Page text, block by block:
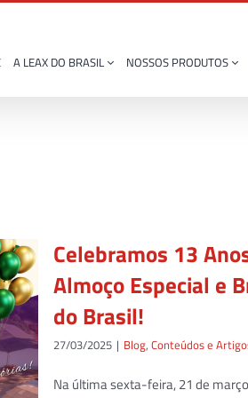
A LEAX DO BRASIL NOSSOS PRODUTOS
Celebramos 13
Almoço Especial e
do Brasil!
27/03/2025 | Blog, Conteúdos e
Na última sexta-feira, 21 de